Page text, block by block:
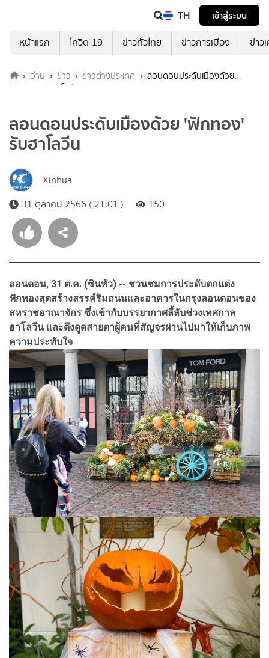
TH
เข้าสู่ระบบ
หน้าแรก
โควิด-19 ข่าวทั่วไทย ข่าวการเมือง ข่าว
อ่าน ข่าว ข่าวต่างประเทศ
ลอนดอนประดับเมืองด้วย
'ฟักทอง' รับฮาโลวีน
ลอนดอนประดับเมืองด้วย 'ฟักทอง'
รับฮาโลวีน
Xinhua
31 ตุลาคม 2566 ( 21:01 )
150
ลอนดอน, 31 ต.ค. (ซินหัว) -- ชวนชมการประดับตกแต่ง
ฟักทองสุดสร้างสรรค์ริมถนนและอาคารในกรุงลอนดอนของ
สหราชอาณาจักร ซึ่งเข้ากับบรรยากาศลี้ลับช่วงเทศกาล
ฮาโลวีน และดึงดูดสายตาผู้คนที่สัญจรผ่านไปมาให้เก็บภาพ
ความประทับใจ